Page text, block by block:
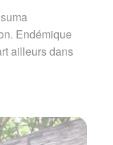
Endémique
ailleurs dans